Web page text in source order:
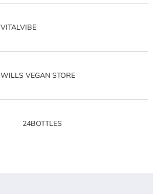
VITALVIBE
WILLS VEGAN STORE
24BOTTLES